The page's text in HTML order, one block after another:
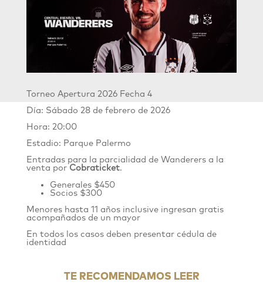
Torneo Apertura 2026 Fecha 4
Día: Sábado 28 de febrero de 2026
Hora: 20:00
Estadio: Parque Palermo
Entradas para la parcialidad de Wanderersa la
venta por Cobraticket.
Generales $450
Socios $300
Menores hasta 11 años inclusive ingresan gratis
acompañados de un mayor
En todos los casos deben presentar cédula de
identidad
TE RECOMENDAMOS LEER